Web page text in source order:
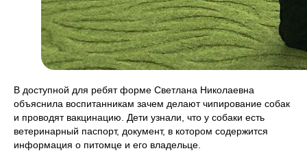
В доступной для ребят форме Светлана Николаевна
объяснила воспитанникам зачем делают чипирование собак
и проводят вакцинацию. Дети узнали, что у собаки есть
ветеринарный паспорт, документ, в котором содержится
информация о питомце и его владельце.